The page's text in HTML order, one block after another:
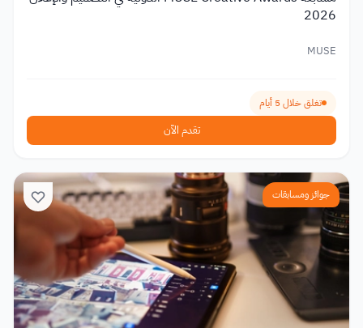
2026
MUSE
تغلق خلال 5 أيام
تقدم الآن
جوائز ومسابقات